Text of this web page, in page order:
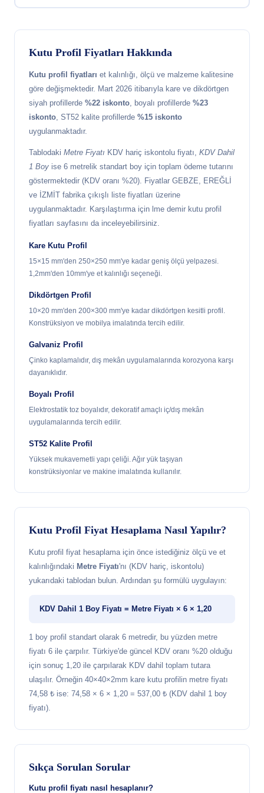
Kutu Profil Fiyatları Hakkında
Kutu profil fiyatları et kalınlığı, ölçü ve malzeme kalitesine
göre değişmektedir. Mart 2026 itibarıyla kare ve dikdörtgen
siyah profillerde %22 iskonto, boyalı profillerde %23
iskonto, ST52 kalite profillerde %15 iskonto
uygulanmaktadır.
Tablodaki Metre Fiyatı KDV hariç iskontolu fiyatı, KDV Dahil
1 Boy ise 6 metrelik standart boy için toplam ödeme tutarını
göstermektedir (KDV oranı %20). Fiyatlar GEBZE, EREĞLİ
ve İZMİT fabrika çıkışlı liste fiyatları üzerine
uygulanmaktadır. Karşılaştırma için lme demir kutu profil
fiyatları sayfasını da inceleyebilirsiniz.
Kare Kutu Profil
15×15 mm'den 250×250 mm'ye kadar geniş ölçü yelpazesi.
1,2mm'den 10mm'ye et kalınlığı seçeneği.
Dikdörtgen Profil
10×20 mm'den 200×300 mm'ye kadar dikdörtgen kesitli profil.
Konstrüksiyon ve mobilya imalatında tercih edilir.
Galvaniz Profil
Çinko kaplamalıdır, dış mekân uygulamalarında korozyona karşı
dayanıklıdır.
Boyalı Profil
Elektrostatik toz boyalıdır, dekoratif amaçlı iç/dış mekân
uygulamalarında tercih edilir.
ST52 Kalite Profil
Yüksek mukavemetli yapı çeliği. Ağır yük taşıyan
konstrüksiyonlar ve makine imalatında kullanılır.
Kutu Profil Fiyat Hesaplama Nasıl Yapılır?
Kutu profil fiyat hesaplama için önce istediğiniz ölçü ve et
kalınlığındaki Metre Fiyatı'nı (KDV hariç, iskontolu)
yukarıdaki tablodan bulun. Ardından şu formülü uygulayın:
KDV Dahil 1 Boy Fiyatı = Metre Fiyatı × 6 × 1,20
1 boy profil standart olarak 6 metredir, bu yüzden metre
fiyatı 6 ile çarpılır. Türkiye'de güncel KDV oranı %20 olduğu
için sonuç 1,20 ile çarpılarak KDV dahil toplam tutara
ulaşılır. Örneğin 40×40×2mm kare kutu profilin metre fiyatı
74,58 ₺ ise: 74,58 × 6 × 1,20 = 537,00 ₺ (KDV dahil 1 boy
fiyatı).
Sıkça Sorulan Sorular
Kutu profil fiyatı nasıl hesaplanır?